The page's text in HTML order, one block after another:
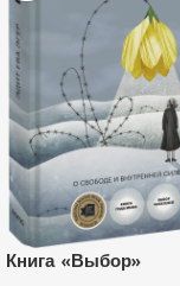
Книга «Выбор»